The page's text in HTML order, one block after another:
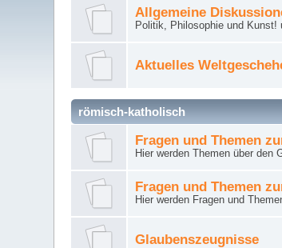
Allgemeine
Politik, Philosophie und Kunst!
Aktuelles
römisch-katholisch
Fragen und Themen
Hier werden Themen über den
Fragen und Themen
Hier werden Fragen und
Glaubenszeugnisse